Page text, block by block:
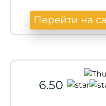
Перейти на
6.50